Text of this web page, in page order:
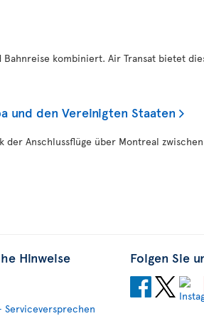
kombiniert. Air Transat bietet
und den Vereinigten Staaten
der Anschlussflüge über Montreal
Hinweise
Serviceversprechen
Folgen Sie